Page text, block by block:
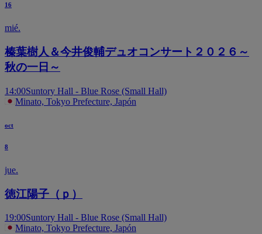
16
mié.
榛葉樹人＆今井俊輔デュオコンサート２０２６～
秋の一日～
14:00Suntory Hall - Blue Rose (Small Hall)
Minato, Tokyo Prefecture, Japón
oct
8
jue.
徳江陽子（ｐ）
19:00Suntory Hall - Blue Rose (Small Hall)
Minato, Tokyo Prefecture, Japón